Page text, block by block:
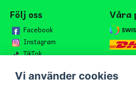
Följ oss
Facebook
Instagram
TikTok
Våra
Vi använder cookies